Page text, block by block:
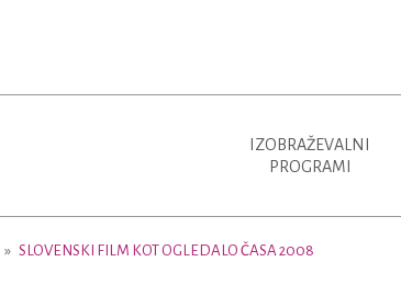
IZOBRAŽEVALNI
PROGRAMI
SLOVENSKI FILM KOT OGLEDALO ČASA 2008